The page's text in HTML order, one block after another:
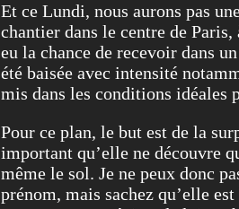
Et ce Lundi, nous aurons pas
chantier dans le centre de
eu la chance de recevoir dans
été baisée avec intensité
mis dans les conditions idéales
Pour ce plan, le but est de la
important qu’elle ne découvre
même le sol. Je ne peux donc
prénom, mais sachez qu’elle